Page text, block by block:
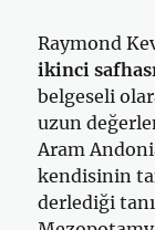
Raymond
ikinci
belgeseli
uzun
Aram
kendisinin
derlediği